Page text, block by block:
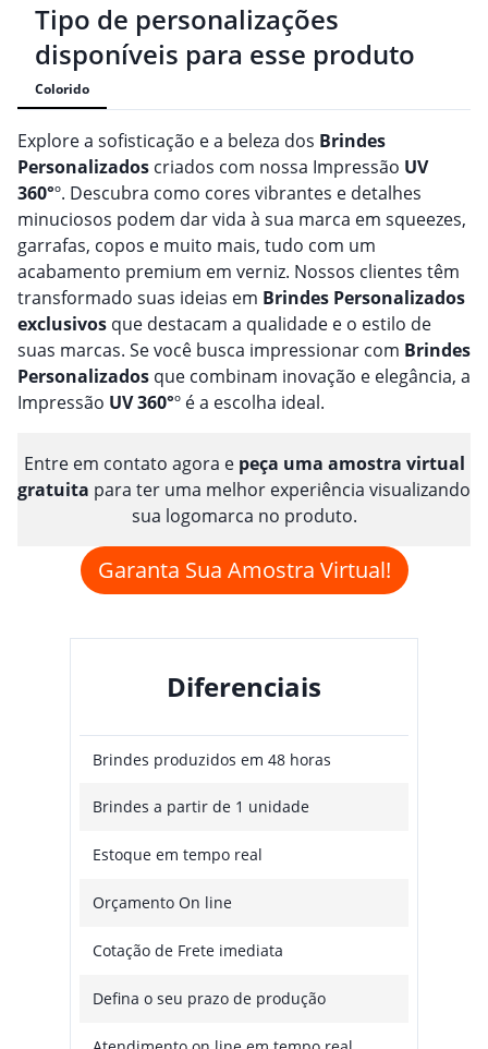
Tipo de personalizações
disponíveis para esse produto
Colorido
Explore a sofisticação e a beleza dos Brindes
Personalizados criados com nossa Impressão UV
360°º. Descubra como cores vibrantes e detalhes
minuciosos podem dar vida à sua marca em squeezes,
garrafas, copos e muito mais, tudo com um
acabamento premium em verniz. Nossos clientes têm
transformado suas ideias em Brindes Personalizados
exclusivos que destacam a qualidade e o estilo de
suas marcas. Se você busca impressionar com Brindes
Personalizados que combinam inovação e elegância, a
Impressão UV 360°º é a escolha ideal.
Entre em contato agora e peça uma amostra virtual
gratuita para ter uma melhor experiência visualizando
sua logomarca no produto.
Garanta Sua Amostra Virtual!
Diferenciais
Brindes produzidos em 48 horas
Brindes a partir de 1 unidade
Estoque em tempo real
Orçamento On line
Cotação de Frete imediata
Defina o seu prazo de produção